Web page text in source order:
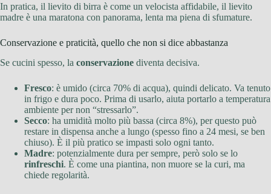
In pratica, il lievito di birra è come un velocista affidabile, il lievito
madre è una maratona con panorama, lenta ma piena di sfumature.
Conservazione e praticità, quello che non si dice abbastanza
Se cucini spesso, la conservazione diventa decisiva.
Fresco: è umido (circa 70% di acqua), quindi delicato. Va tenuto
in frigo e dura poco. Prima di usarlo, aiuta portarlo a temperatura
ambiente per non “stressarlo”.
Secco: ha umidità molto più bassa (circa 8%), per questo può
restare in dispensa anche a lungo (spesso fino a 24 mesi, se ben
chiuso). È il più pratico se impasti solo ogni tanto.
Madre: potenzialmente dura per sempre, però solo se lo
rinfreschi. È come una piantina, non muore se la curi, ma
chiede regolarità.